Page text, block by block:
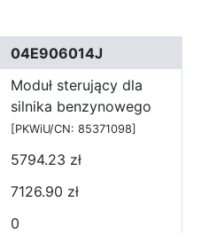
04E906014J
Moduł sterujący dla
silnika benzynowego
[PKWiU/CN: 85371098]
5794.23 zł
7126.90 zł
0